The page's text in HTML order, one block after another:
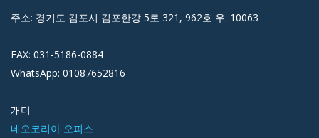
주소: 경기도 김포시 김포한강 5로 321, 962호 우: 10063
FAX: 031-5186-0884
WhatsApp: 01087652816
개더
네오코리아 오피스